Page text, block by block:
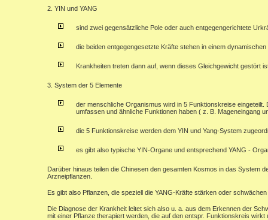
2. YIN und YANG
sind zwei gegensätzliche Pole oder auch entgegengerichtete
die beiden entgegengesetzte Kräfte stehen in einem
Krankheiten treten dann auf, wenn dieses Gleichgewicht gestört
3. System der 5 Elemente
der menschliche Organismus wird in 5 Funktionskreise
umfassen und ähnliche Funktionen haben ( z. B. Mageneingang
die 5 Funktionskreise werden dem YIN und Yang-System
es gibt also typische YIN-Organe und entsprechend YANG -
Darüber hinaus teilen die Chinesen den gesamten Kosmos in das System
Arzneipflanzen.
Es gibt also Pflanzen, die speziell die YANG-Kräfte stärken oder
Die Diagnose der Krankheit leitet sich also u. a. aus dem Erkennen der
mit einer Pflanze therapiert werden, die auf den entspr. Funktionskreis